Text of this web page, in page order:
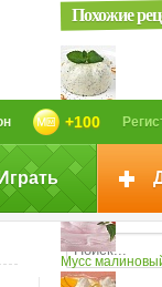
+100
Похожие
Блины с соусом
Мусс